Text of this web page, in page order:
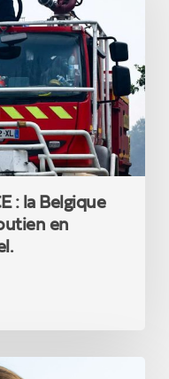
: la Belgique
en